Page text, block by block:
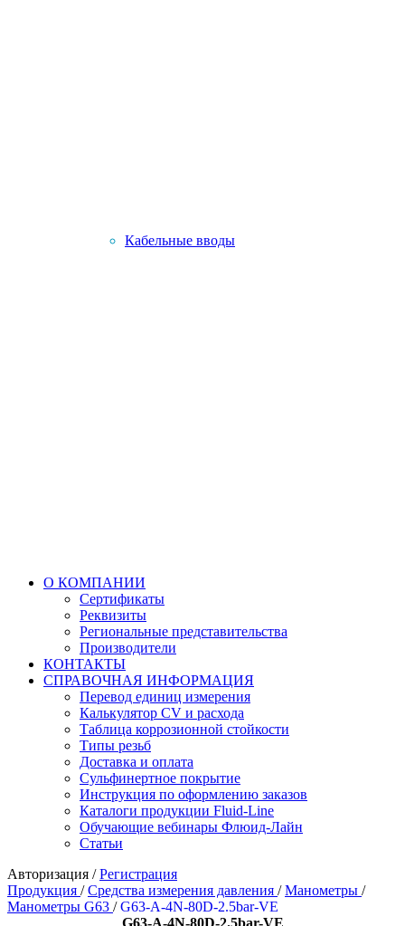
Кабельные вводы
О КОМПАНИИ
Сертификаты
Реквизиты
Региональные представительства
Производители
КОНТАКТЫ
СПРАВОЧНАЯ ИНФОРМАЦИЯ
Перевод единиц измерения
Калькулятор CV и расхода
Таблица коррозионной стойкости
Типы резьб
Доставка и оплата
Сульфинертное покрытие
Инструкция по оформлению заказов
Каталоги продукции Fluid-Line
Обучающие вебинары Флюид-Лайн
Статьи
Авторизация /Регистрация
Продукция /Средства измерения давления /Манометры /
Манометры G63 /G63-A-4N-80D-2.5bar-VE
G63-A-4N-80D-2.5bar-VE